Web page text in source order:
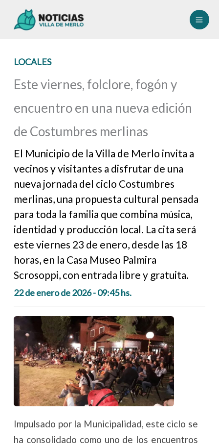
LOCALES
Este viernes, folclore, fogón y
encuentro en una nueva edición
de Costumbres merlinas
El Municipio de la Villa de Merlo invita a
vecinos y visitantes a disfrutar de una
nueva jornada del ciclo Costumbres
merlinas, una propuesta cultural pensada
para toda la familia que combina música,
identidad y producción local. La cita será
este viernes 23 de enero, desde las 18
horas, en la Casa Museo Palmira
Scrosoppi, con entrada libre y gratuita.
22 de enero de 2026 - 09:45 hs.
Impulsado por la Municipalidad, este ciclo se
ha consolidado como uno de los encuentros